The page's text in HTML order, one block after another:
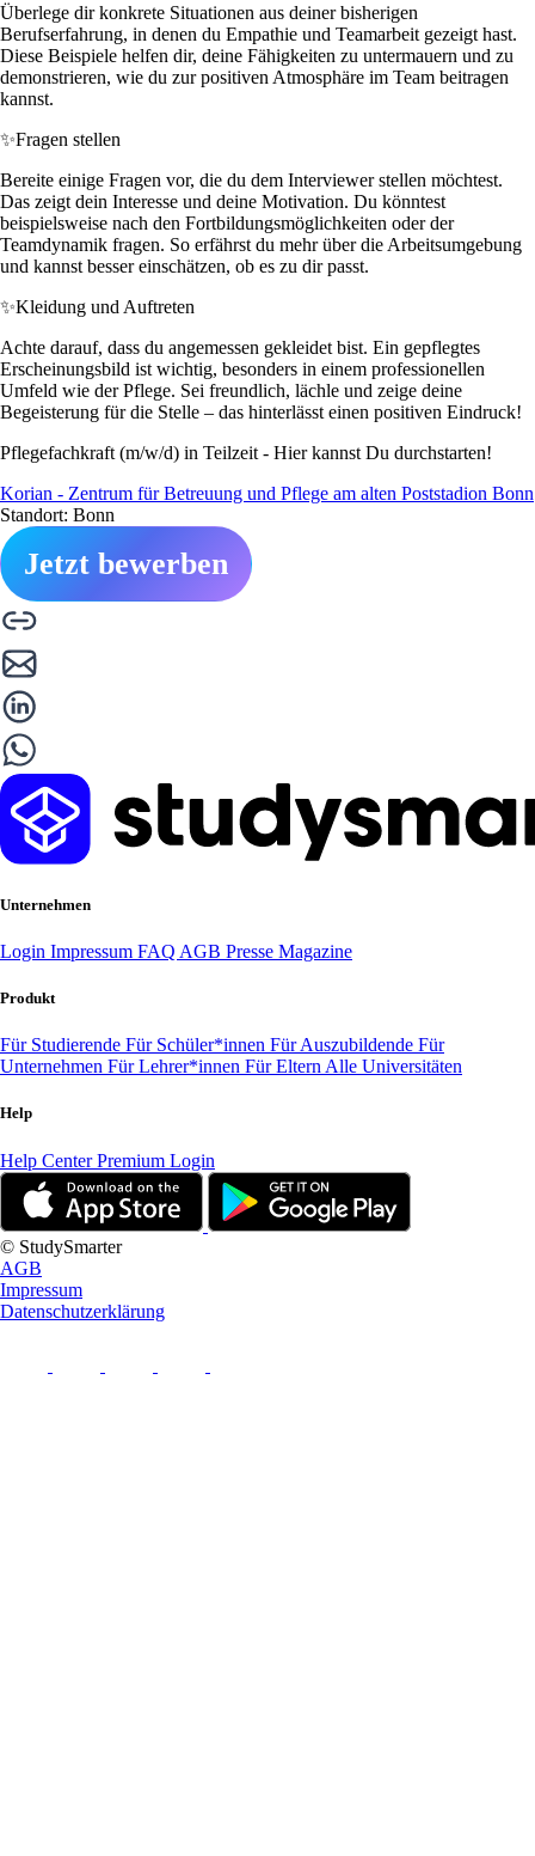
Überlege dir konkrete Situationen aus deiner bisherigen
Berufserfahrung, in denen du Empathie und Teamarbeit gezeigt hast.
Diese Beispiele helfen dir, deine Fähigkeiten zu untermauern und zu
demonstrieren, wie du zur positiven Atmosphäre im Team beitragen
kannst.
✨Fragen stellen
Bereite einige Fragen vor, die du dem Interviewer stellen möchtest.
Das zeigt dein Interesse und deine Motivation. Du könntest
beispielsweise nach den Fortbildungsmöglichkeiten oder der
Teamdynamik fragen. So erfährst du mehr über die Arbeitsumgebung
und kannst besser einschätzen, ob es zu dir passt.
✨Kleidung und Auftreten
Achte darauf, dass du angemessen gekleidet bist. Ein gepflegtes
Erscheinungsbild ist wichtig, besonders in einem professionellen
Umfeld wie der Pflege. Sei freundlich, lächle und zeige deine
Begeisterung für die Stelle – das hinterlässt einen positiven Eindruck!
Pflegefachkraft (m/w/d) in Teilzeit - Hier kannst Du durchstarten!
Korian - Zentrum für Betreuung und Pflege am alten Poststadion Bonn
Standort: Bonn
Jetzt bewerben
Unternehmen
Login Impressum FAQ AGB Presse Magazine
Produkt
Für Studierende Für Schüler*innen Für Auszubildende Für
Unternehmen Für Lehrer*innen Für Eltern Alle Universitäten
Help
Help CenterPremium Login
© StudySmarter
AGB
Impressum
Datenschutzerklärung